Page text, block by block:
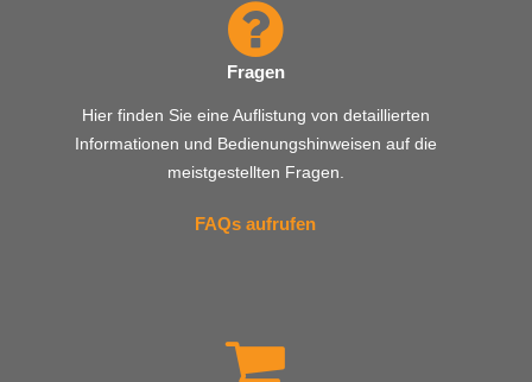
Fragen
Hier finden Sie eine Auflistung von detaillierten
Informationen und Bedienungshinweisen auf die
meistgestellten Fragen.
FAQs aufrufen